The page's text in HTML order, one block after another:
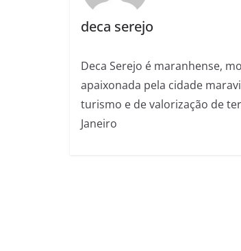
deca serejo
Deca Serejo é maranhense,
apaixonada pela cidade
turismo e de valorização de
Janeiro